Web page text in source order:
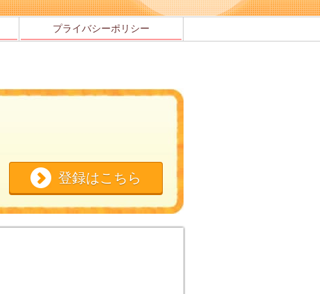
プライバシーポリシー
登録はこちら